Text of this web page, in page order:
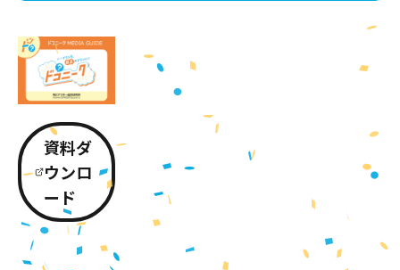
資料ダ
ウンロ
ード